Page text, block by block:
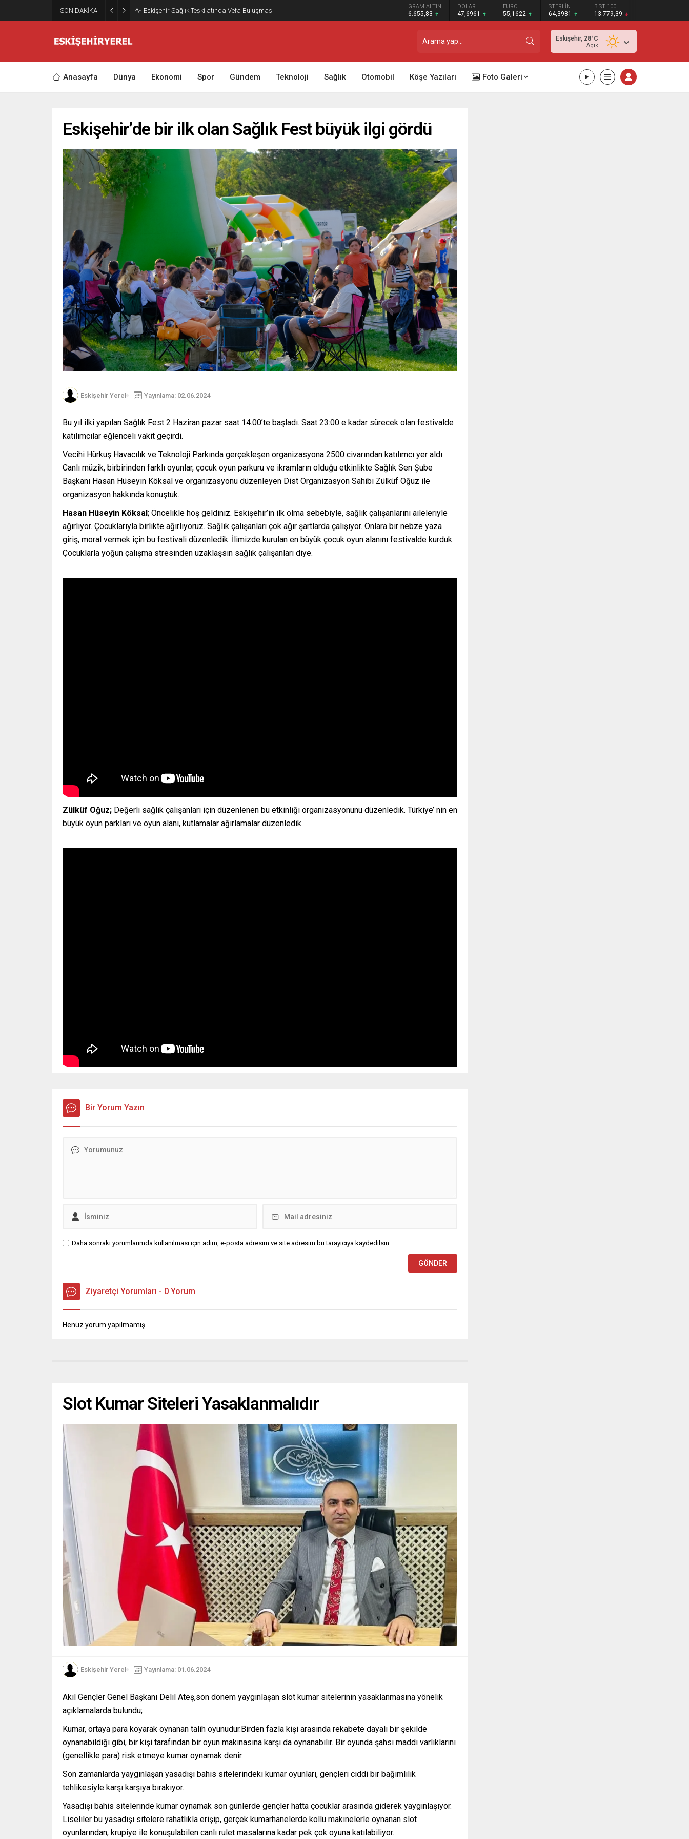
SON DAKİKA Eskişehir Sağlık Teşkilatında Vefa Buluşması GRAM ALTIN
6.655,83
DOLAR
47,6961
EURO
55,1622
STERLİN
64,3981
BIST 100
13.779,39
Eskişehir, 28°C
Açık
Anasayfa Dünya Ekonomi Spor Gündem Teknoloji Sağlık Otomobil Köşe Yazıları Foto Galeri
Eskişehir’de bir ilk olan Sağlık Fest büyük ilgi gördü
Eskişehir Yerel Yayınlama: 02.06.2024
Bu yıl ilki yapılan Sağlık Fest 2 Haziran pazar saat 14.00’te başladı. Saat 23:00 e kadar sürecek olan festivalde
katılımcılar eğlenceli vakit geçirdi.
Vecihi Hürkuş Havacılık ve Teknoloji Parkında gerçekleşen organizasyona 2500 civarından katılımcı yer aldı.
Canlı müzik, birbirinden farklı oyunlar, çocuk oyun parkuru ve ikramların olduğu etkinlikte Sağlık Sen Şube
Başkanı Hasan Hüseyin Köksal ve organizasyonu düzenleyen Dist Organizasyon Sahibi Zülküf Oğuz ile
organizasyon hakkında konuştuk.
Hasan Hüseyin Köksal; Öncelikle hoş geldiniz. Eskişehir’in ilk olma sebebiyle, sağlık çalışanlarını aileleriyle
ağırlıyor. Çocuklarıyla birlikte ağırlıyoruz. Sağlık çalışanları çok ağır şartlarda çalışıyor. Onlara bir nebze yaza
giriş, moral vermek için bu festivali düzenledik. İlimizde kurulan en büyük çocuk oyun alanını festivalde kurduk.
Çocuklarla yoğun çalışma stresinden uzaklaşsın sağlık çalışanları diye.
Zülküf Oğuz; Değerli sağlık çalışanları için düzenlenen bu etkinliği organizasyonunu düzenledik. Türkiye’ nin en
büyük oyun parkları ve oyun alanı, kutlamalar ağırlamalar düzenledik.
Bir Yorum Yazın
Daha sonraki yorumlarımda kullanılması için adım, e-posta adresim ve site adresim bu tarayıcıya kaydedilsin.
Ziyaretçi Yorumları - 0 Yorum
Henüz yorum yapılmamış.
Slot Kumar Siteleri Yasaklanmalıdır
Eskişehir Yerel Yayınlama: 01.06.2024
Akil Gençler Genel Başkanı Delil Ateş,son dönem yaygınlaşan slot kumar sitelerinin yasaklanmasına yönelik
açıklamalarda bulundu;
Kumar, ortaya para koyarak oynanan talih oyunudur.Birden fazla kişi arasında rekabete dayalı bir şekilde
oynanabildiği gibi, bir kişi tarafından bir oyun makinasına karşı da oynanabilir. Bir oyunda şahsi maddi varlıklarını
(genellikle para) risk etmeye kumar oynamak denir.
Son zamanlarda yaygınlaşan yasadışı bahis sitelerindeki kumar oyunları, gençleri ciddi bir bağımlılık
tehlikesiyle karşı karşıya bırakıyor.
Yasadışı bahis sitelerinde kumar oynamak son günlerde gençler hatta çocuklar arasında giderek yaygınlaşıyor.
Liseliler bu yasadışı sitelere rahatlıkla erişip, gerçek kumarhanelerde kollu makinelerle oynanan slot
oyunlarından, krupiye ile konuşulabilen canlı rulet masalarına kadar pek çok oyuna katılabiliyor.